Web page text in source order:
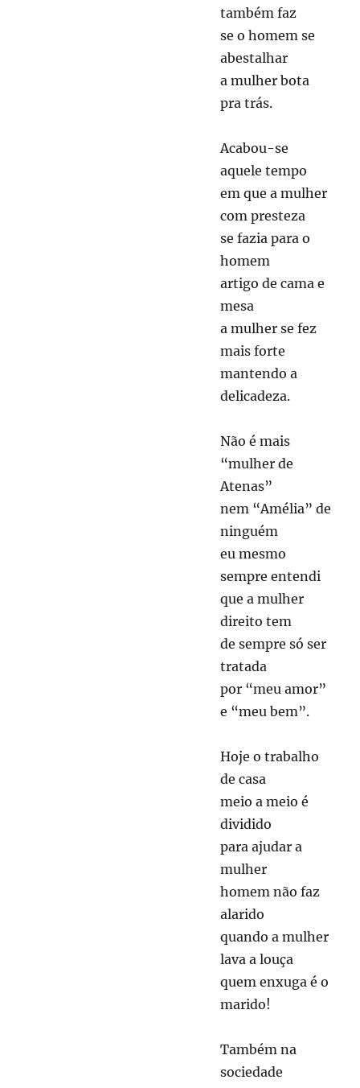
também faz
se o homem se
abestalhar
a mulher bota
pra trás.
Acabou-se
aquele tempo
em que a mulher
com presteza
se fazia para o
homem
artigo de cama e
mesa
a mulher se fez
mais forte
mantendo a
delicadeza.
Não é mais
“mulher de
Atenas”
nem “Amélia” de
ninguém
eu mesmo
sempre entendi
que a mulher
direito tem
de sempre só ser
tratada
por “meu amor”
e “meu bem”.
Hoje o trabalho
de casa
meio a meio é
dividido
para ajudar a
mulher
homem não faz
alarido
quando a mulher
lava a louça
quem enxuga é o
marido!
Também na
sociedade